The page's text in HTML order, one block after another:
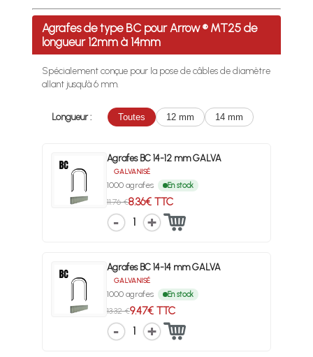
Profitez des Frais de port offerts en France
Agrafes de type BC pour Arrow ® MT25 de
longueur 12mm à 14mm
Spécialement conçue pour la pose de câbles de diamètre
allant jusqu'à 6 mm.
Longueur : Toutes 12 mm 14 mm
Agrafes BC 14-12 mm GALVA
GALVANISÉ
1000 agrafes En stock
11.76 €8.36€ TTC
1
Agrafes BC 14-14 mm GALVA
GALVANISÉ
1000 agrafes En stock
13.32 €9.47€ TTC
1